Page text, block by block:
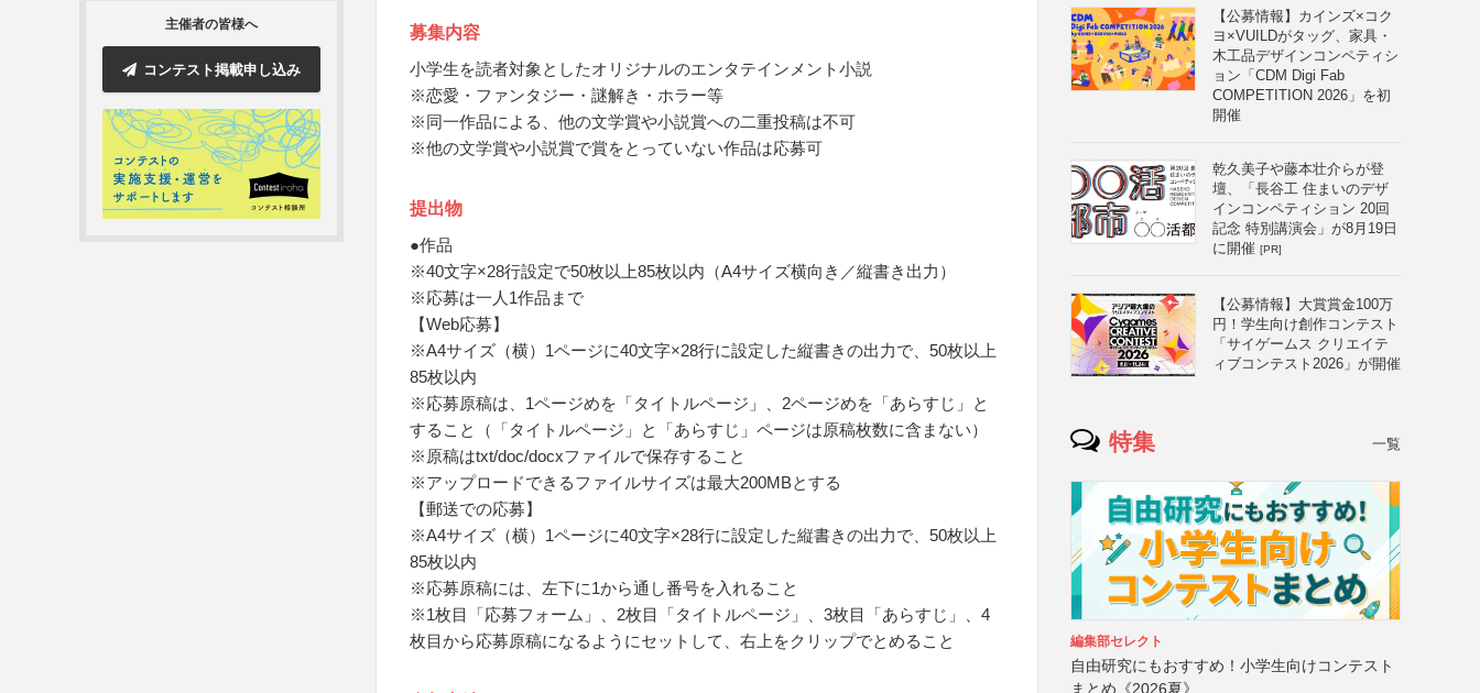
主催者の皆様へ
コンテスト掲載申し込み
募集内容
小学生を読者対象としたオリジナルのエンタテインメント小説
※恋愛・ファンタジー・謎解き・ホラー等
※同一作品による、他の文学賞や小説賞への二重投稿は不可
※他の文学賞や小説賞で賞をとっていない作品は応募可
提出物
●作品
※40文字×28行設定で50枚以上85枚以内（A4サイズ横向き／縦書き出力）
※応募は一人1作品まで
【Web応募】
※A4サイズ（横）1ページに40文字×28行に設定した縦書きの出力で、50枚以上
85枚以内
※応募原稿は、1ページめを「タイトルページ」、2ページめを「あらすじ」と
すること（「タイトルページ」と「あらすじ」ページは原稿枚数に含まない）
※原稿はtxt/doc/docxファイルで保存すること
※アップロードできるファイルサイズは最大200MBとする
【郵送での応募】
※A4サイズ（横）1ページに40文字×28行に設定した縦書きの出力で、50枚以上
85枚以内
※応募原稿には、左下に1から通し番号を入れること
※1枚目「応募フォーム」、2枚目「タイトルページ」、3枚目「あらすじ」、4
枚目から応募原稿になるようにセットして、右上をクリップでとめること
【公募情報】カインズ×コク
ヨ×VUILDがタッグ、家具・
木工品デザインコンペティシ
ョン「CDM Digi Fab
COMPETITION 2026」を初
開催
乾久美子や藤本壮介らが登
壇、「長谷工 住まいのデザ
インコンペティション 20回
記念 特別講演会」が8月19日
に開催 [PR]
【公募情報】大賞賞金100万
円！学生向け創作コンテスト
「サイゲームス クリエイテ
ィブコンテスト2026」が開催
特集 一覧
編集部セレクト
自由研究にもおすすめ！小学生向けコンテスト
まとめ《2026夏》